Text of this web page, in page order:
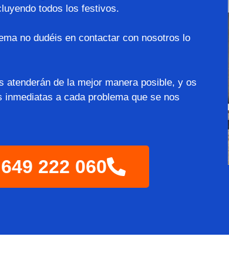
todos los festivos.
no dudéis en contactar con nosotros lo
atenderán de la mejor manera posible, y os
inmediatas a cada problema que se nos
649 222 060